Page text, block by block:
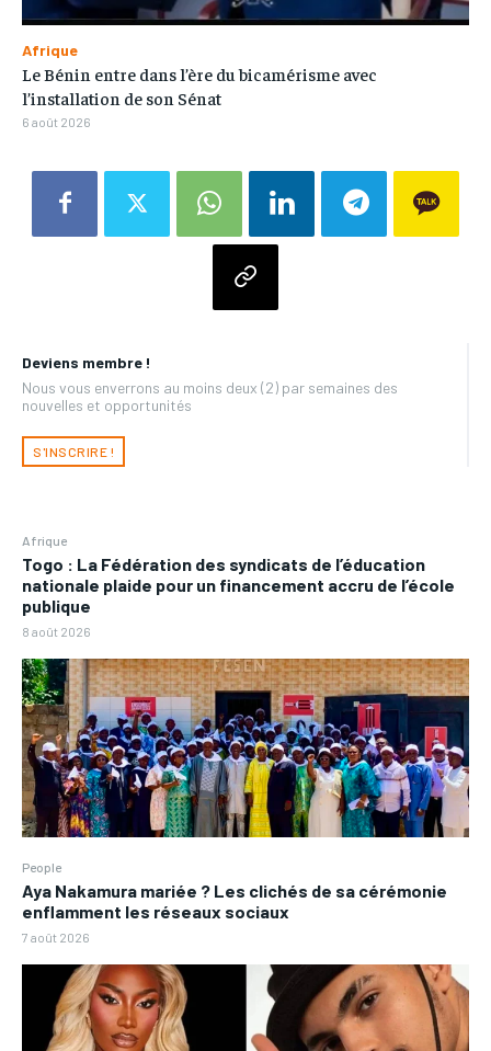
Deviens membre !
Nous vous enverrons au moins deux (2) par semaines des
nouvelles et opportunités
S'INSCRIRE !
Afrique
Togo : La Fédération des syndicats de l’éducation
nationale plaide pour un financement accru de l’école
publique
8 août 2026
People
Aya Nakamura mariée ? Les clichés de sa cérémonie
enflamment les réseaux sociaux
7 août 2026
Afrique
Le Bénin entre dans l’ère du bicamérisme avec
l’installation de son Sénat
6 août 2026